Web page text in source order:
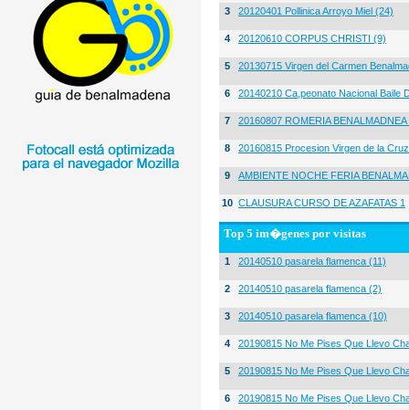
3 20120401 Pollinica Arroyo Miel (24)
4 20120610 CORPUS CHRISTI (9)
5 20130715 Virgen del Carmen
6 20140210 Ca,peonato Nacional Baile
7 20160807 ROMERIA
8 20160815 Procesion Virgen de la
9 AMBIENTE NOCHE FERIA
10 CLAUSURA CURSO DE AZAFATAS 1
Top 5 im�genes por visitas
1 20140510 pasarela flamenca (11)
2 20140510 pasarela flamenca (2)
3 20140510 pasarela flamenca (10)
4 20190815 No Me Pises Que Llevo
5 20190815 No Me Pises Que Llevo
6 20190815 No Me Pises Que Llevo